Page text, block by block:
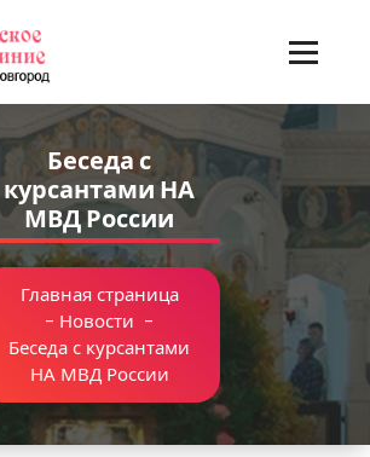
Беседа с
курсантами НА
МВД России
Главная страница
- Новости -
Беседа с курсантами
НА МВД России